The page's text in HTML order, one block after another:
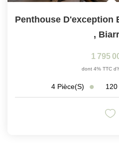
,
1 795
dont 4% TTC
4 Pièce(s) 120